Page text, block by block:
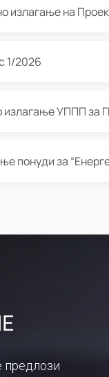
1/2026
излагање УППП за
предлози